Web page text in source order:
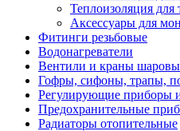
Теплоизоляция для
Аксессуары для
Фитинги резьбовые
Водонагреватели
Вентили и краны
Гофры, сифоны, трапы,
Регулирующие приборы
Предохранительные
Радиаторы отопительные